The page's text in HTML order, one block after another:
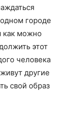
городе
как можно
этот
человека
другие
свой образ